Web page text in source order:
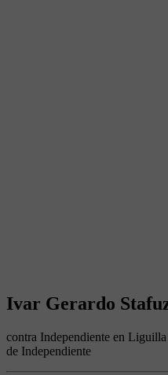
Ivar Gerardo
contra Independiente en
de Independiente